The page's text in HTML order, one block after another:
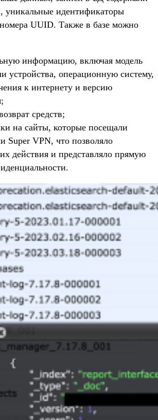
уникальные идентификаторы
UUID. Также в базе можно
информацию, включая модель
устройства, операционную систему,
к интернету и версию
средств;
на сайты, которые посещали
Super VPN, что позволяло
действия и представляло прямую